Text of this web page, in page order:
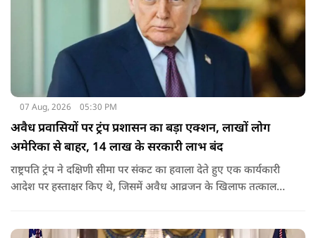
07 Aug, 2026 05:30 PM
अवैध प्रवासियों पर ट्रंप प्रशासन का बड़ा एक्शन, लाखों लोग
अमेरिका से बाहर, 14 लाख के सरकारी लाभ बंद
राष्ट्रपति ट्रंप ने दक्षिणी सीमा पर संकट का हवाला देते हुए एक कार्यकारी
आदेश पर हस्ताक्षर किए थे, जिसमें अवैध आव्रजन के खिलाफ तत्काल